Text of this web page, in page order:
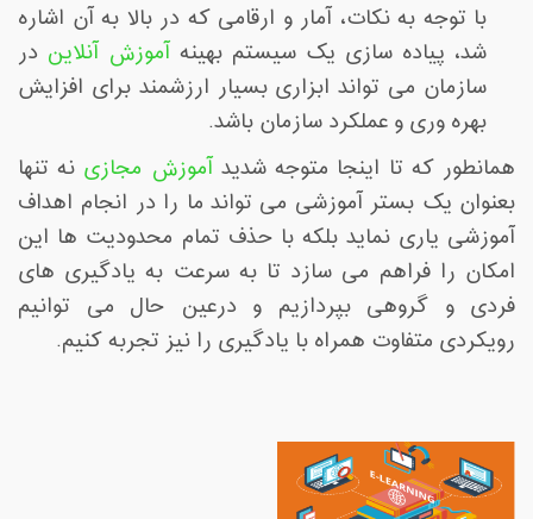
با توجه به نکات، آمار و ارقامی که در بالا به آن اشاره
شد، پیاده سازی یک سیستم بهینه آموزش آنلاین در
سازمان می تواند ابزاری بسیار ارزشمند برای افزایش
بهره وری و عملکرد سازمان باشد.
همانطور که تا اینجا متوجه شدیدآموزش مجازی نه تنها
بعنوان یک بستر آموزشی می تواند ما را در انجام اهداف
آموزشی یاری نماید بلکه با حذف تمام محدودیت ها این
امکان را فراهم می سازد تا به سرعت به یادگیری های
فردی و گروهی بپردازیم و درعین حال می توانیم
رویکردی متفاوت همراه با یادگیری را نیز تجربه کنیم.